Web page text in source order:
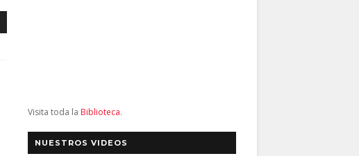
Visita toda la Biblioteca.
NUESTROS VIDEOS